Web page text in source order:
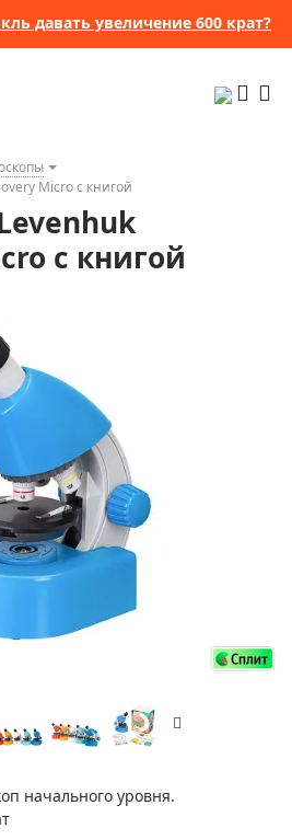
давать увеличение 600 крат?
Micro с книгой
с книгой
начального уровня.